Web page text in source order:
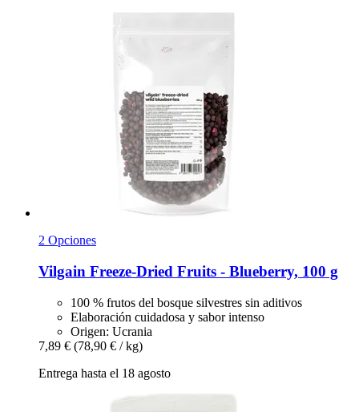
2 Opciones
Vilgain Freeze-​Dried Fruits -​ Blueberry, 100 g
100 % frutos del bosque silvestres sin aditivos
Elaboración cuidadosa y sabor intenso
Origen: Ucrania
7,89 € (78,90 € / kg)
Entrega hasta el 18 agosto